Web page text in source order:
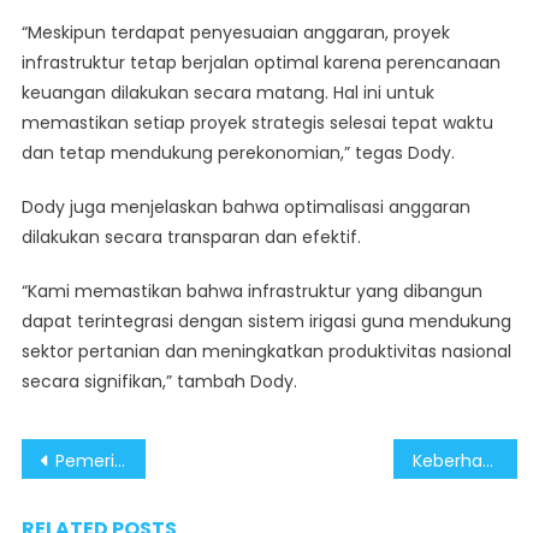
“Meskipun terdapat penyesuaian anggaran, proyek
infrastruktur tetap berjalan optimal karena perencanaan
keuangan dilakukan secara matang. Hal ini untuk
memastikan setiap proyek strategis selesai tepat waktu
dan tetap mendukung perekonomian,” tegas Dody.
Dody juga menjelaskan bahwa optimalisasi anggaran
dilakukan secara transparan dan efektif.
“Kami memastikan bahwa infrastruktur yang dibangun
dapat terintegrasi dengan sistem irigasi guna mendukung
sektor pertanian dan meningkatkan produktivitas nasional
secara signifikan,” tambah Dody.
Post
Pemerintah Optimal Bangun Desa, Berantas Kemiskinan dan Ratakan Perekonomian Keberhasilan Pemerintah Berantas Judi Online, Langkah Tepat Menuju Era Digital yang Sehat